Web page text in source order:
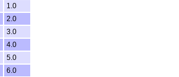
1.0
2.0
3.0
4.0
5.0
6.0